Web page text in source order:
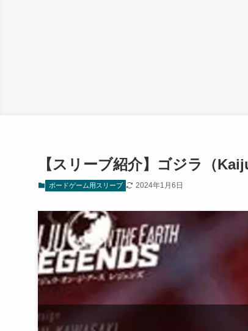
【スリーブ紹介】ゴジラ（
ボードゲーム用スリーブ 2024年1月6日